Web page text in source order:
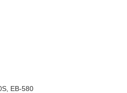
EB-580